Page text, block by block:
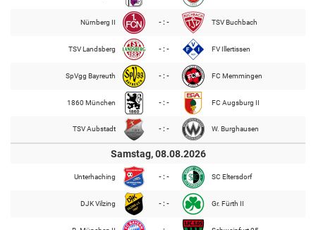
Nürnberg II - : - TSV Buchbach
TSV Landsberg - : - FV Illertissen
SpVgg Bayreuth - : - FC Memmingen
1860 München - : - FC Augsburg II
TSV Aubstadt - : - W. Burghausen
Samstag, 08.08.2026
Unterhaching - : - SC Eltersdorf
DJK Vilzing - : - Gr. Fürth II